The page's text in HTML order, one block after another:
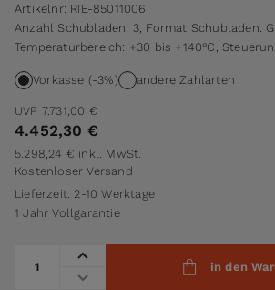
Artikelnr: RIE-85011006
Anzahl Schubladen: 3, Format Schubladen:
Temperaturbereich: +30 bis +140°C,
Vorkasse (-3%) andere Zahlarten
UVP 7.731,00 €
4.452,30 €
5.298,24 € inkl. MwSt.
Kostenloser Versand
Lieferzeit: 2-10 Werktage
1 Jahr Vollgarantie
in den